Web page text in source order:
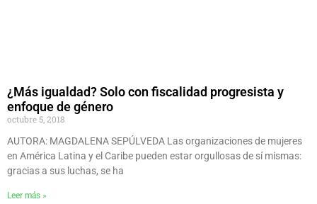
¿Más igualdad? Solo con fiscalidad progresista y
enfoque de género
octubre 5, 2018
AUTORA: MAGDALENA SEPÚLVEDA Las organizaciones de mujeres
en América Latina y el Caribe pueden estar orgullosas de sí mismas:
gracias a sus luchas, se ha
Leer más »